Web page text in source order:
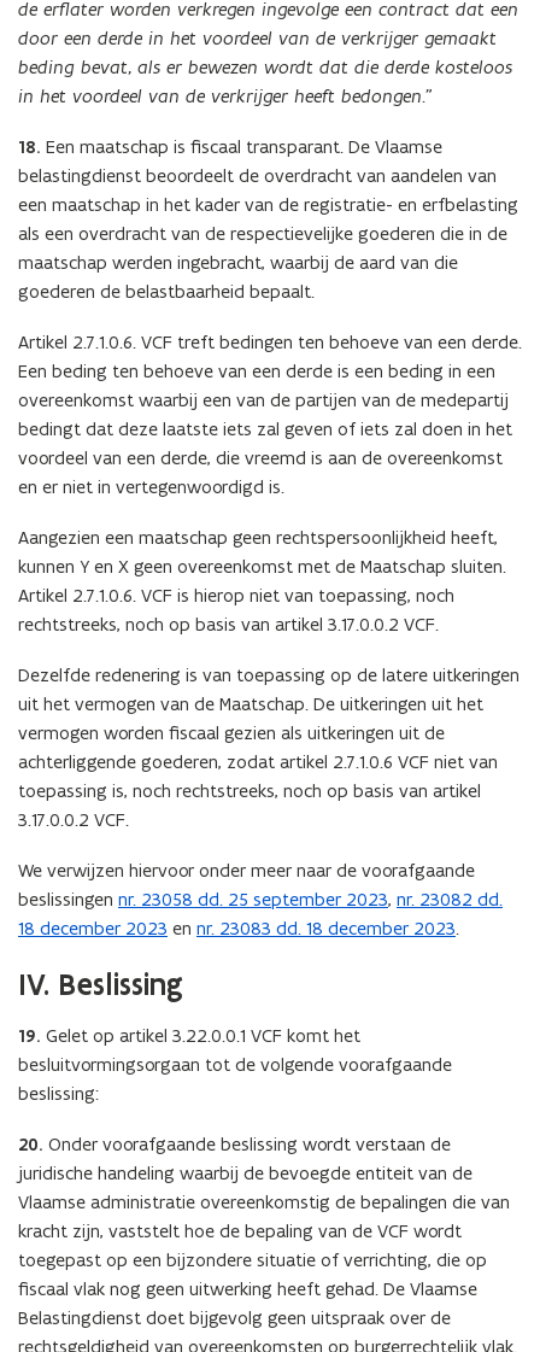
de erflater worden verkregen ingevolge een contract dat een
door een derde in het voordeel van de verkrijger gemaakt
beding bevat, als er bewezen wordt dat die derde kosteloos
in het voordeel van de verkrijger heeft bedongen.”
18. Een maatschap is fiscaal transparant. De Vlaamse
belastingdienst beoordeelt de overdracht van aandelen van
een maatschap in het kader van de registratie- en erfbelasting
als een overdracht van de respectievelijke goederen die in de
maatschap werden ingebracht, waarbij de aard van die
goederen de belastbaarheid bepaalt.
Artikel 2.7.1.0.6. VCF treft bedingen ten behoeve van een derde.
Een beding ten behoeve van een derde is een beding in een
overeenkomst waarbij een van de partijen van de medepartij
bedingt dat deze laatste iets zal geven of iets zal doen in het
voordeel van een derde, die vreemd is aan de overeenkomst
en er niet in vertegenwoordigd is.
Aangezien een maatschap geen rechtspersoonlijkheid heeft,
kunnen Y en X geen overeenkomst met de Maatschap sluiten.
Artikel 2.7.1.0.6. VCF is hierop niet van toepassing, noch
rechtstreeks, noch op basis van artikel 3.17.0.0.2 VCF.
Dezelfde redenering is van toepassing op de latere uitkeringen
uit het vermogen van de Maatschap. De uitkeringen uit het
vermogen worden fiscaal gezien als uitkeringen uit de
achterliggende goederen, zodat artikel 2.7.1.0.6 VCF niet van
toepassing is, noch rechtstreeks, noch op basis van artikel
3.17.0.0.2 VCF.
We verwijzen hiervoor onder meer naar de voorafgaande
beslissingen nr. 23058 dd. 25 september 2023, nr. 23082 dd.
18 december 2023 en nr. 23083 dd. 18 december 2023.
IV. Beslissing
19. Gelet op artikel 3.22.0.0.1 VCF komt het
besluitvormingsorgaan tot de volgende voorafgaande
beslissing:
20. Onder voorafgaande beslissing wordt verstaan de
juridische handeling waarbij de bevoegde entiteit van de
Vlaamse administratie overeenkomstig de bepalingen die van
kracht zijn, vaststelt hoe de bepaling van de VCF wordt
toegepast op een bijzondere situatie of verrichting, die op
fiscaal vlak nog geen uitwerking heeft gehad. De Vlaamse
Belastingdienst doet bijgevolg geen uitspraak over de
rechtsgeldigheid van overeenkomsten op burgerrechtelijk vlak.